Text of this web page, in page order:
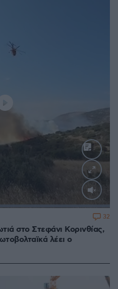
Loaded:
στο Στεφάνι Κορινθίας,
λέει ο
32